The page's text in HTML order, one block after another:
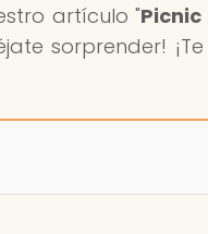
artículo "
sorprender!